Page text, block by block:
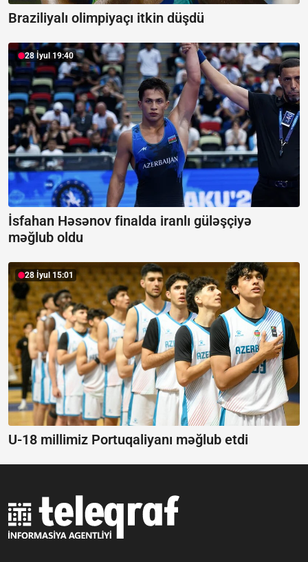
Braziliyalı olimpiyaçı itkin düşdü
28 İyul 19:40
İsfahan Həsənov finalda iranlı güləşçiyə
məğlub oldu
28 İyul 15:01
U-18 millimiz Portuqaliyanı məğlub etdi